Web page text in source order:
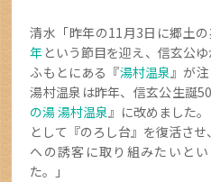
清水「昨年の11月3日に郷土
年 という節目を迎え、信玄公
ふもとにある『湯村温泉』が
湯村温泉は昨年、信玄公生誕
の湯 湯村温泉』に改めました
として『のろし台』を復活さ
への誘客に取り組みたいと
た。」